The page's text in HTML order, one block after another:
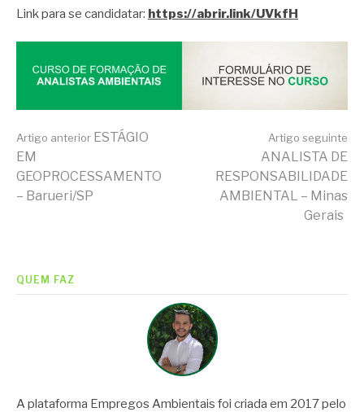
Link para se candidatar: https://abrir.link/UVkfH
Continue
lendo
Artigo anterior ESTÁGIO
EM
GEOPROCESSAMENTO
– Barueri/SP
Artigo seguinte
ANALISTA DE
RESPONSABILIDADE
AMBIENTAL – Minas
Gerais
QUEM FAZ
A plataforma Empregos Ambientais foi criada em 2017 pelo